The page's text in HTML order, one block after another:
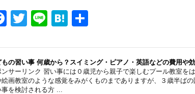
oF
c
e
b
T
tt
er
Li
e
H
e
n
a
もの習い事 何歳から？スイミング・ピアノ・英語などの費用や
ンサーリンク 習い事には０歳児から親子で楽しむプール教室を
絵画教室のような感覚をみがくものまでありますが、３歳半ば
事を検討される方 ...